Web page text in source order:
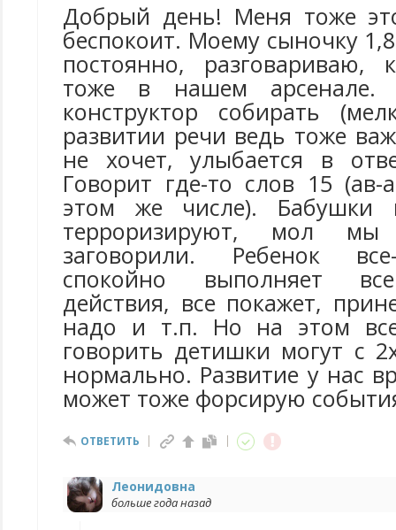
Добрый день! Меня тоже
беспокоит. Моему сыночку
постоянно,
тоже в нашем
конструктор собирать
развитии речи ведь тоже
не хочет, улыбается в
Говорит где-то слов 15
этом же числе).
терроризируют, мол
заговорили. Ребенок
спокойно выполняет
действия, все покажет,
надо и т.п. Но на этом
говорить детишки могут с
нормально. Развитие у нас
может тоже форсирую
ОТВЕТИТЬ
Леонидовна
больше года назад